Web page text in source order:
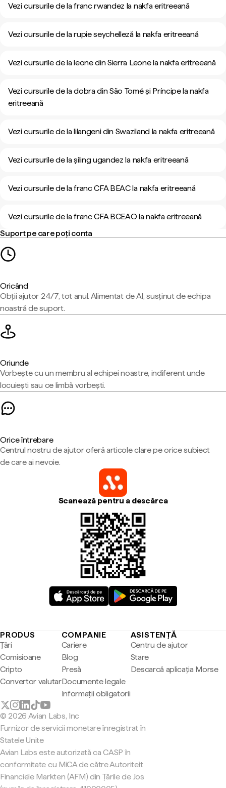
Vezi cursurile de la franc rwandez la nakfa eritreeană
Vezi cursurile de la rupie seychelleză la nakfa eritreeană
Vezi cursurile de la leone din Sierra Leone la nakfa eritreeană
Vezi cursurile de la dobra din São Tomé și Príncipe la nakfa
eritreeană
Vezi cursurile de la lilangeni din Swaziland la nakfa eritreeană
Vezi cursurile de la șiling ugandez la nakfa eritreeană
Vezi cursurile de la franc CFA BEAC la nakfa eritreeană
Vezi cursurile de la franc CFA BCEAO la nakfa eritreeană
Suport pe care poți conta
Oricând
Obții ajutor 24/7, tot anul. Alimentat de AI, susținut de echipa
noastră de suport.
Oriunde
Vorbește cu un membru al echipei noastre, indiferent unde
locuiești sau ce limbă vorbești.
Orice întrebare
Centrul nostru de ajutor oferă articole clare pe orice subiect
de care ai nevoie.
Scanează pentru a descărca
PRODUS
Țări
Comisioane
Cripto
Convertor valutar
COMPANIE
Cariere
Blog
Presă
Documente legale
Informații obligatorii
ASISTENȚĂ
Centru de ajutor
Stare
Descarcă aplicația Morse
© 2026 Avian Labs, Inc
Furnizor de servicii monetare înregistrat în
Statele Unite
Avian Labs este autorizată ca CASP în
conformitate cu MiCA de către Autoriteit
Financiële Markten (AFM) din Țările de Jos